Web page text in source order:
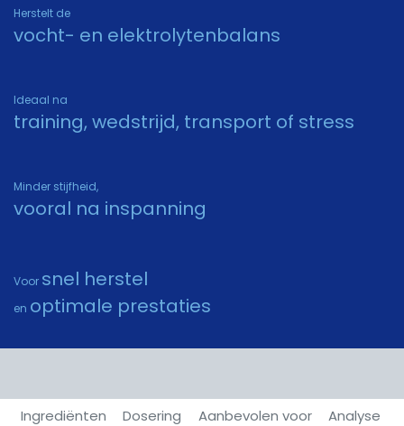
Herstelt de
vocht- en elektrolytenbalans
Ideaal na
training, wedstrijd, transport of stress
Minder stijfheid,
vooral na inspanning
Voor snel herstel
en optimale prestaties
Ingrediënten Dosering Aanbevolen voor Analyse